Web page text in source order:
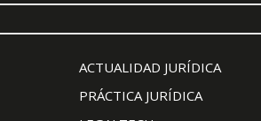
ACTUALIDAD JURÍDICA
PRÁCTICA JURÍDICA